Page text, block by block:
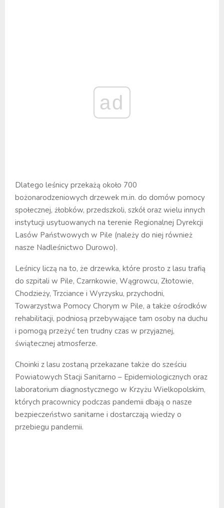
ad
Dlatego leśnicy przekażą około 700
bożonarodzeniowych drzewek m.in. do domów pomocy
społecznej, żłobków, przedszkoli, szkół oraz wielu innych
instytucji usytuowanych na terenie Regionalnej Dyrekcji
Lasów Państwowych w Pile (należy do niej również
nasze Nadleśnictwo Durowo).
Leśnicy liczą na to, że drzewka, które prosto z lasu trafią
do szpitali w Pile, Czarnkowie, Wągrowcu, Złotowie,
Chodzieży, Trzciance i Wyrzysku, przychodni,
Towarzystwa Pomocy Chorym w Pile, a także ośrodków
rehabilitacji, podniosą przebywające tam osoby na duchu
i pomogą przeżyć ten trudny czas w przyjaznej,
świątecznej atmosferze.
Choinki z lasu zostaną przekazane także do sześciu
Powiatowych Stacji Sanitarno – Epidemiologicznych oraz
laboratorium diagnostycznego w Krzyżu Wielkopolskim,
których pracownicy podczas pandemii dbają o nasze
bezpieczeństwo sanitarne i dostarczają wiedzy o
przebiegu pandemii.